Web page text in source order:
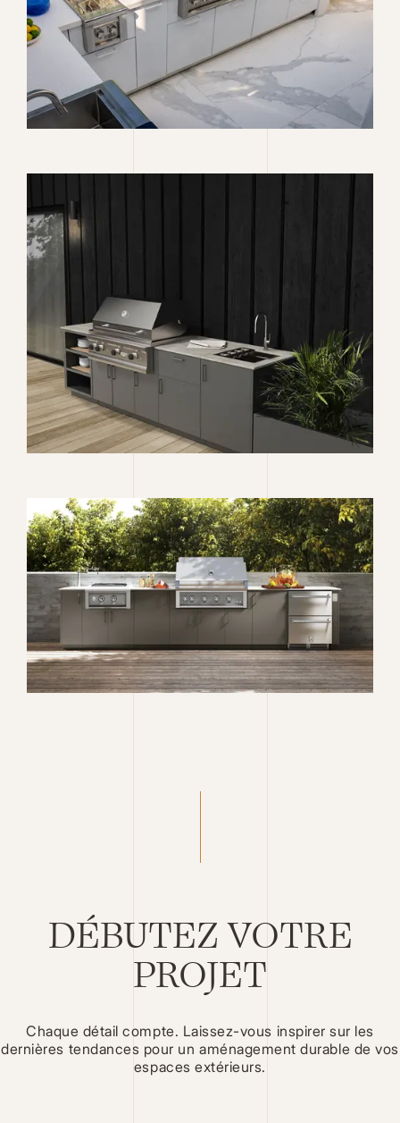
DÉBUTEZ VOTRE
PROJET
Chaque détail compte. Laissez-vous inspirer sur les
dernières tendances pour un aménagement durable de vos
espaces extérieurs.